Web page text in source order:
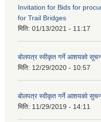
Invitation for Bids for
for Trail Bridges
मिति: 01/13/2021 - 11:17
बोलपत्र स्वीकृत गर्ने आशयको
मिति: 12/29/2020 - 10:57
बोलपत्र स्वीकृत गर्ने आशयको
मिति: 11/29/2019 - 14:11